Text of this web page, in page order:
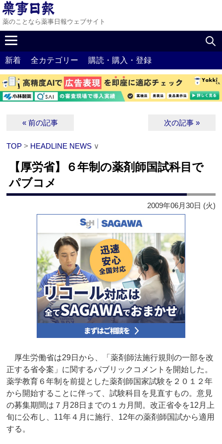
薬のことなら薬事日報ウェブサイト
新着 全カテゴリー 購読・購入・登録
« 前の記事 次の記事 »
TOP > HEADLINE NEWS ∨
【厚労省】６年制の薬剤師国試科目で
パブコメ
2009年06月30日 (火)
厚生労働省は29日から、「薬剤師法施行規則の一部を改
正する省令案」に関するパブリックコメントを開始した。
薬学教育６年制を前提とした薬剤師国家試験を２０１２年
から開始することに伴って、試験科目を見直すもの。意見
の募集期間は７月28日までの１カ月間。改正省令を12月上
旬に公布し、11年４月に施行、12年の薬剤師国試から適用
する。